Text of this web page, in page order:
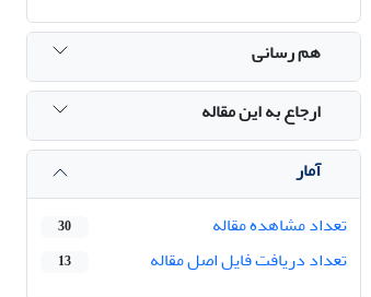
هم رسانی
ارجاع به این مقاله
آمار
تعداد مشاهده مقاله
30
تعداد دریافت فایل اصل مقاله 13